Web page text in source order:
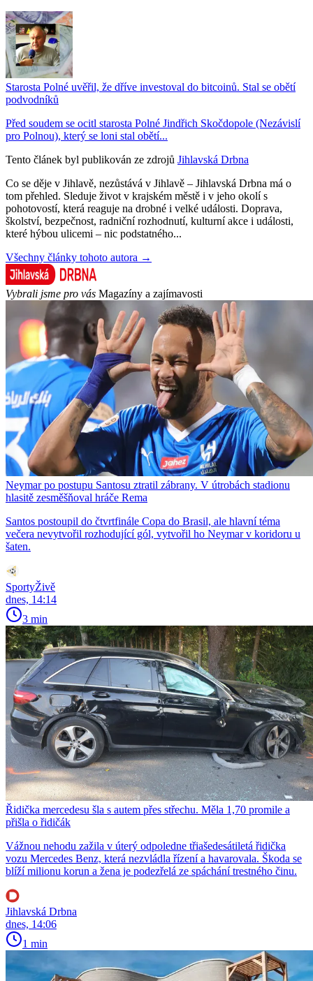
Starosta Polné uvěřil, že dříve investoval do bitcoinů. Stal se obětí
podvodníků
Před soudem se ocitl starosta Polné Jindřich Skočdopole (Nezávislí
pro Polnou), který se loni stal obětí...
Tento článek byl publikován ze zdrojů Jihlavská Drbna
Co se děje v Jihlavě, nezůstává v Jihlavě – Jihlavská Drbna má o
tom přehled. Sleduje život v krajském městě i v jeho okolí s
pohotovostí, která reaguje na drobné i velké události. Doprava,
školství, bezpečnost, radniční rozhodnutí, kulturní akce i události,
které hýbou ulicemi – nic podstatného...
Všechny články tohoto autora →
Vybrali jsme pro vás Magazíny a zajímavosti
Neymar po postupu Santosu ztratil zábrany. V útrobách stadionu
hlasitě zesměšňoval hráče Rema
Santos postoupil do čtvrtfinále Copa do Brasil, ale hlavní téma
večera nevytvořil rozhodující gól, vytvořil ho Neymar v koridoru u
šaten.
SportyŽivě
dnes, 14:14
3 min
Řidička mercedesu šla s autem přes střechu. Měla 1,70 promile a
přišla o řidičák
Vážnou nehodu zažila v úterý odpoledne třiašedesátiletá řidička
vozu Mercedes Benz, která nezvládla řízení a havarovala. Škoda se
blíží milionu korun a žena je podezřelá ze spáchání trestného činu.
Jihlavská Drbna
dnes, 14:06
1 min